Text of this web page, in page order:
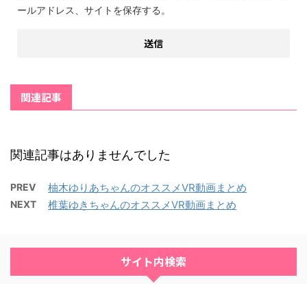
ールアドレス、サイトを保存する。
関連記事
関連記事はありませんでした
PREV 柚木ゆりあちゃんのオススメVR動画まとめ
NEXT 椎葉ゆきちゃんのオススメVR動画まとめ
サイト内検索